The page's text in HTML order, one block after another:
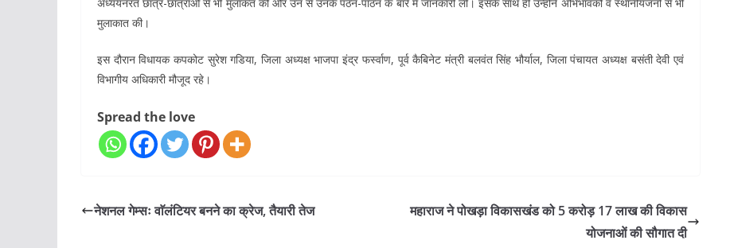
अध्ययनरत छात्र-छात्राओं से भी मुलाकत की और उन से उनके पठन-पाठन के बारे में जानकारी ली। इसके साथ ही उन्होंने अभिभावकों व स्थानीयजनों से भी
मुलाकात की।
इस दौरान विधायक कपकोट सुरेश गडिया, जिला अध्यक्ष भाजपा इंद्र फर्स्वाण, पूर्व कैबिनेट मंत्री बलवंत सिंह भौर्याल, जिला पंचायत अध्यक्ष बसंती देवी एवं
विभागीय अधिकारी मौजूद रहे।
Spread the love
नेशनल गेम्सः वाॅलंटियर बनने का क्रेज, तैयारी तेज
महाराज ने पोखड़ा विकासखंड को 5 करोड़ 17 लाख की विकास
योजनाओं की सौगात दी